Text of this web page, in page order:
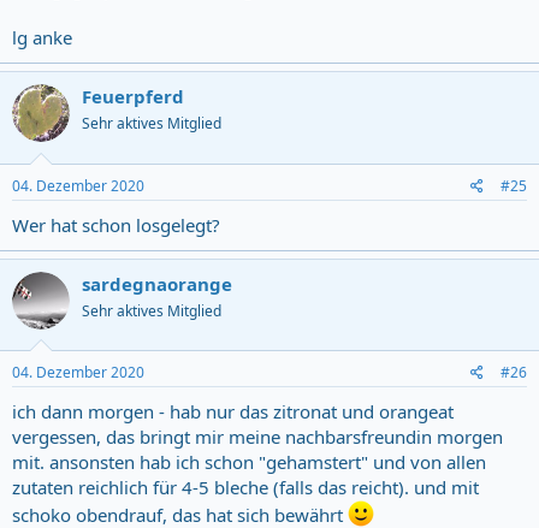
lg anke
Feuerpferd
Sehr aktives Mitglied
04. Dezember 2020 #25
Wer hat schon losgelegt?
sardegnaorange
Sehr aktives Mitglied
04. Dezember 2020 #26
ich dann morgen - hab nur das zitronat und orangeat
vergessen, das bringt mir meine nachbarsfreundin morgen
mit. ansonsten hab ich schon "gehamstert" und von allen
zutaten reichlich für 4-5 bleche (falls das reicht). und mit
schoko obendrauf, das hat sich bewährt